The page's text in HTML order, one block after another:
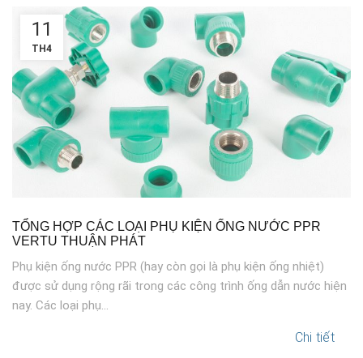
11
TH4
TỔNG HỢP CÁC LOẠI PHỤ KIỆN ỐNG NƯỚC PPR
VERTU THUẬN PHÁT
Phụ kiện ống nước PPR (hay còn gọi là phụ kiện ống nhiệt)
được sử dụng rộng rãi trong các công trình ống dẫn nước hiện
nay. Các loại phụ...
Chi tiết